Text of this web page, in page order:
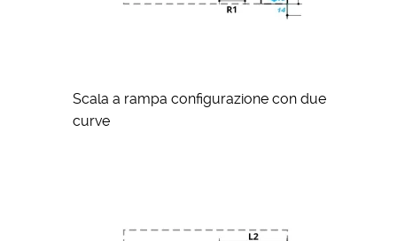
Scala a rampa configurazione con due
curve